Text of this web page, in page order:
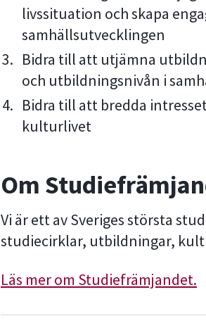
livssituation och skapa
samhällsutvecklingen
Bidra till att utjämna
och utbildningsnivån i
Bidra till att bredda
kulturlivet
Om
Vi är ett av Sveriges största
studiecirklar, utbildningar,
Läs mer om Studiefrämjandet.